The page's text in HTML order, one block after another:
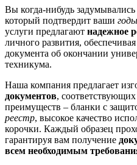
Вы когда-нибудь задумывались
который подтвердит ваши
услуги предлагают надежное
личного развития, обеспечивая
документа об окончании
техникума.
Наша компания предлагает
документов,
преимуществ – бланки с
реестр, высокое качество
корочки. Каждый образец
гарантируя вам получение
всем необходимым